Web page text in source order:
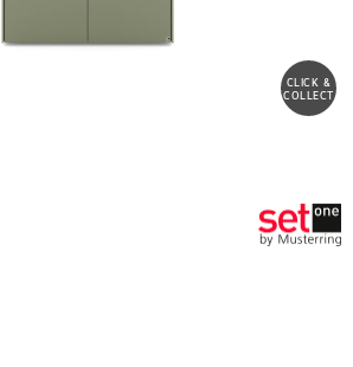
CLICK &
COLLECT